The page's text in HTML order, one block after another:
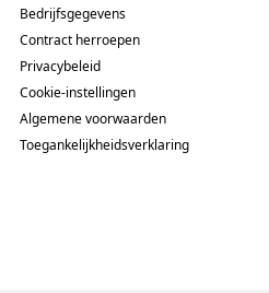
Bedrijfsgegevens
Contract herroepen
Privacybeleid
Cookie-instellingen
Algemene voorwaarden
Toegankelijkheidsverklaring